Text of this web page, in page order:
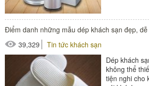
Điểm danh những mẫu dép khách sạn đẹp,
39,329
Tin tức khách sạn
Dép khách
không thể
tiện nghi cho